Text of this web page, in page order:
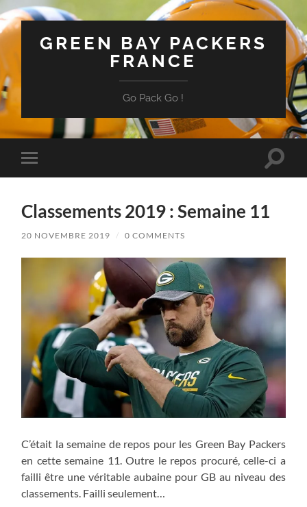
GREEN BAY PACKERS
FRANCE
Go Pack Go !
Toggle
mobile
Toggle
Classements 2019 : Semaine 11
20 NOVEMBRE 2019 / 0 COMMENTS
C’était la semaine de repos pour les Green Bay Packers
en cette semaine 11. Outre le repos procuré, celle-ci a
failli être une véritable aubaine pour GB au niveau des
classements. Failli seulement…